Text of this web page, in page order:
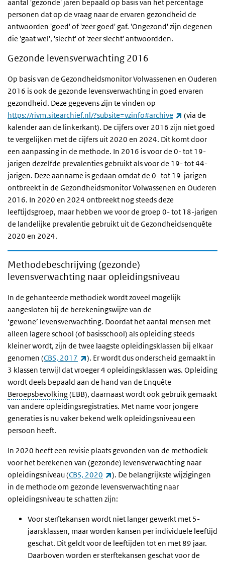
aantal 'gezonde' jaren bepaald op basis van het percentage
personen dat op de vraag naar de ervaren gezondheid de
antwoorden 'goed' of 'zeer goed' gaf. 'Ongezond' zijn degenen
die 'gaat wel', 'slecht' of 'zeer slecht' antwoordden.
Gezonde levensverwachting 2016
Op basis van de Gezondheidsmonitor Volwassenen en Ouderen
2016 is ook de gezonde levensverwachting in goed ervaren
gezondheid. Deze gegevens zijn te vinden op
https://rivm.sitearchief.nl/?subsite=vzinfo#archive
(externe
(via de
kalender aan de linkerkant). De cijfers over 2016 zijn niet goed
te vergelijken met de cijfers uit 2020 en 2024. Dit komt door
een aanpassing in de methode. In 2016 is voor de 0- tot 19-
jarigen dezelfde prevalenties gebruikt als voor de 19- tot 44-
jarigen. Deze aanname is gedaan omdat de 0- tot 19-jarigen
ontbreekt in de Gezondheidsmonitor Volwassenen en Ouderen
2016. In 2020 en 2024 ontbreekt nog steeds deze
leeftijdsgroep, maar hebben we voor de groep 0- tot 18-jarigen
de landelijke prevalentie gebruikt uit de Gezondheidsenquête
2020 en 2024.
Methodebeschrijving (gezonde)
levensverwachting naar opleidingsniveau
In de gehanteerde methodiek wordt zoveel mogelijk
aangesloten bij de berekeningswijze van de
‘gewone’ levensverwachting. Doordat het aantal mensen met
alleen lagere school (of basisschool) als opleiding steeds
kleiner wordt, zijn de twee laagste opleidingsklassen bij elkaar
genomen (CBS, 2017 (externe link)
). Er wordt dus onderscheid gemaakt in
3 klassen terwijl dat vroeger 4 opleidingsklassen was. Opleiding
wordt deels bepaald aan de hand van de Enquête
Beroepsbevolking(EBB), daarnaast wordt ook gebruik gemaakt
van andere opleidingsregistraties. Met name voor jongere
generaties is nu vaker bekend welk opleidingsniveau een
persoon heeft.
In 2020 heeft een revisie plaats gevonden van de methodiek
voor het berekenen van (gezonde) levensverwachting naar
opleidingsniveau (CBS, 2020 (externe link)
). De belangrijkste wijzigingen
in de methode om gezonde levensverwachting naar
opleidingsniveau te schatten zijn:
Voor sterftekansen wordt niet langer gewerkt met 5-
jaarsklassen, maar worden kansen per individuele leeftijd
geschat. Dit geldt voor de leeftijden tot en met 89 jaar.
Daarboven worden er sterftekansen geschat voor de